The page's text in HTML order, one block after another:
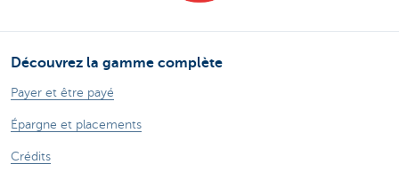
Découvrez la gamme complète
Payer et être payé
Épargne et placements
Crédits